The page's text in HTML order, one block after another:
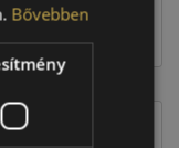
Bővebben